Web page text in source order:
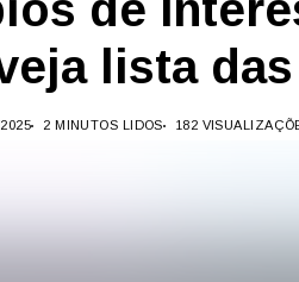
lista
2 MINUTOS LIDOS 182